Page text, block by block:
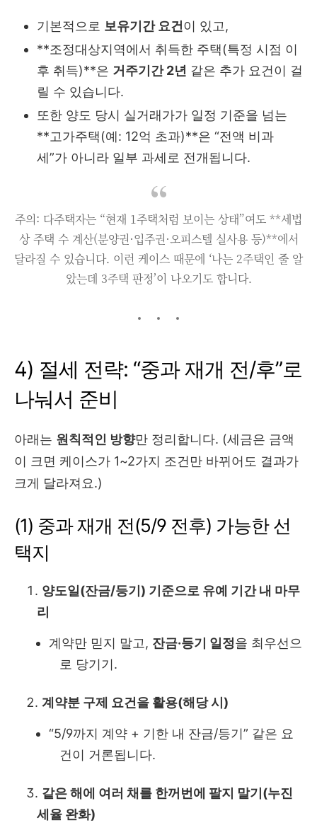
기본적으로 보유기간 요건이 있고,
**조정대상지역에서 취득한 주택(특정 시점 이
후 취득)**은 거주기간 2년 같은 추가 요건이 걸
릴 수 있습니다.
또한 양도 당시 실거래가가 일정 기준을 넘는
**고가주택(예: 12억 초과)**은 “전액 비과
세”가 아니라 일부 과세로 전개됩니다.
주의: 다주택자는 “현재 1주택처럼 보이는 상태”여도 **세법
상 주택 수 계산(분양권·입주권·오피스텔 실사용 등)**에서
달라질 수 있습니다. 이런 케이스 때문에 ‘나는 2주택인 줄 알
았는데 3주택 판정’이 나오기도 합니다.
4) 절세 전략: “중과 재개 전/후”로
나눠서 준비
아래는 원칙적인 방향만 정리합니다. (세금은 금액
이 크면 케이스가 1~2가지 조건만 바뀌어도 결과가
크게 달라져요.)
(1) 중과 재개 전(5/9 전후) 가능한 선
택지
양도일(잔금/등기) 기준으로 유예 기간 내 마무
리
계약만 믿지 말고, 잔금·등기 일정을 최우선으
로 당기기.
계약분 구제 요건을 활용(해당 시)
“5/9까지 계약 + 기한 내 잔금/등기” 같은 요
건이 거론됩니다.
같은 해에 여러 채를 한꺼번에 팔지 말기(누진
세율 완화)